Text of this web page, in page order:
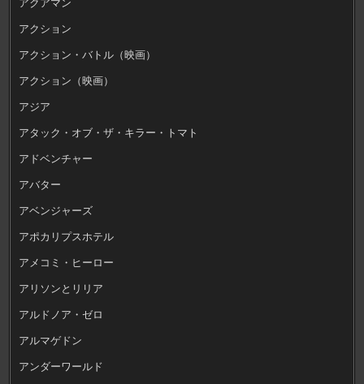
アクション
アクション・バトル（映画）
アクション（映画）
アジア
アタック・オブ・ザ・キラー・トマト
アドベンチャー
アバター
アベンジャーズ
アポカリプスホテル
アメコミ・ヒーロー
アリソンとリリア
アルドノア・ゼロ
アルマゲドン
アンダーワールド